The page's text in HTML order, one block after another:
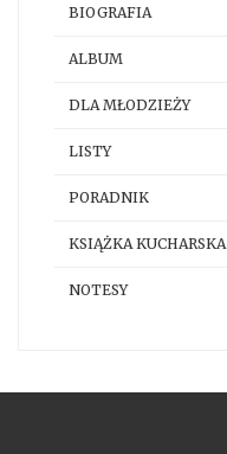
BIOGRAFIA
ALBUM
DLA MŁODZIEŻY
LISTY
PORADNIK
KSIĄŻKA KUCHARSKA
NOTESY